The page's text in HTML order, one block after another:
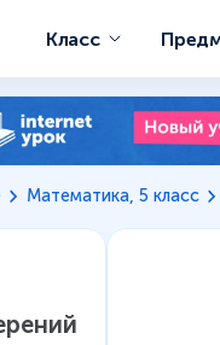
Класс
Математика, 5 класс